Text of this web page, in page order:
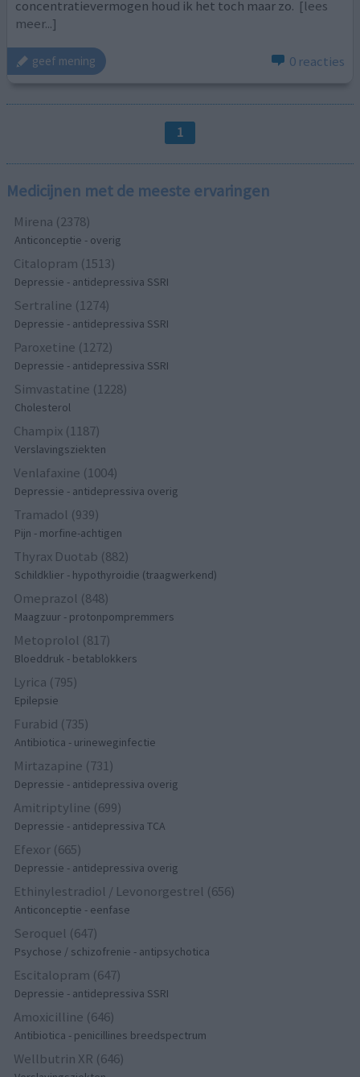
concentratievermogen houd ik het toch maar zo. [lees
meer...]
geef mening 0 reacties
1
Medicijnen met de meeste ervaringen
Mirena (2378)
Anticonceptie - overig
Citalopram (1513)
Depressie - antidepressiva SSRI
Sertraline (1274)
Depressie - antidepressiva SSRI
Paroxetine (1272)
Depressie - antidepressiva SSRI
Simvastatine (1228)
Cholesterol
Champix (1187)
Verslavingsziekten
Venlafaxine (1004)
Depressie - antidepressiva overig
Tramadol (939)
Pijn - morfine-achtigen
Thyrax Duotab (882)
Schildklier - hypothyroidie (traagwerkend)
Omeprazol (848)
Maagzuur - protonpompremmers
Metoprolol (817)
Bloeddruk - betablokkers
Lyrica (795)
Epilepsie
Furabid (735)
Antibiotica - urineweginfectie
Mirtazapine (731)
Depressie - antidepressiva overig
Amitriptyline (699)
Depressie - antidepressiva TCA
Efexor (665)
Depressie - antidepressiva overig
Ethinylestradiol / Levonorgestrel (656)
Anticonceptie - eenfase
Seroquel (647)
Psychose / schizofrenie - antipsychotica
Escitalopram (647)
Depressie - antidepressiva SSRI
Amoxicilline (646)
Antibiotica - penicillines breedspectrum
Wellbutrin XR (646)